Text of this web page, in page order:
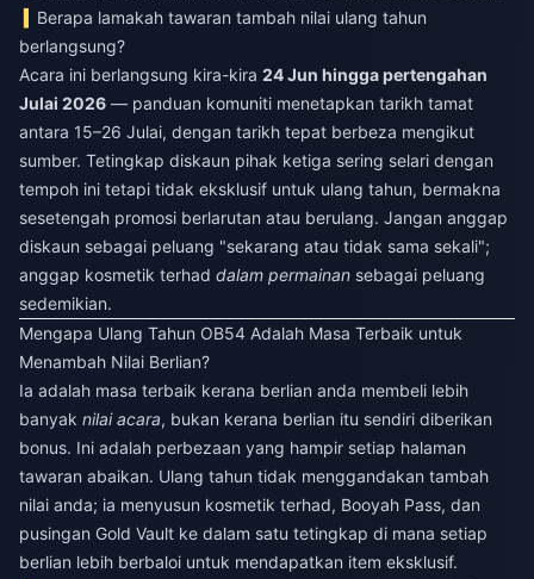
Berapa lamakah tawaran tambah nilai ulang tahun
berlangsung?
Acara ini berlangsung kira-kira 24 Jun hingga pertengahan
Julai 2026 — panduan komuniti menetapkan tarikh tamat
antara 15–26 Julai, dengan tarikh tepat berbeza mengikut
sumber. Tetingkap diskaun pihak ketiga sering selari dengan
tempoh ini tetapi tidak eksklusif untuk ulang tahun, bermakna
sesetengah promosi berlarutan atau berulang. Jangan anggap
diskaun sebagai peluang "sekarang atau tidak sama sekali";
anggap kosmetik terhad dalam permainan sebagai peluang
sedemikian.
Mengapa Ulang Tahun OB54 Adalah Masa Terbaik untuk
Menambah Nilai Berlian?
Ia adalah masa terbaik kerana berlian anda membeli lebih
banyak nilai acara, bukan kerana berlian itu sendiri diberikan
bonus. Ini adalah perbezaan yang hampir setiap halaman
tawaran abaikan. Ulang tahun tidak menggandakan tambah
nilai anda; ia menyusun kosmetik terhad, Booyah Pass, dan
pusingan Gold Vault ke dalam satu tetingkap di mana setiap
berlian lebih berbaloi untuk mendapatkan item eksklusif.